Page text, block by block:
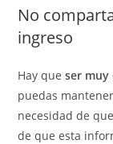
No
ingreso
Hay queser muy
puedas
necesidad de
de que esta